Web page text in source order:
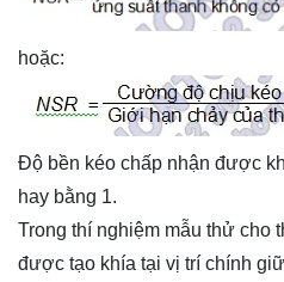
hoặc:
Độ bền kéo chấp nhận được
hay bằng 1.
Trong thí nghiệm mẫu thử cho
được tạo khía tại vị trí chính